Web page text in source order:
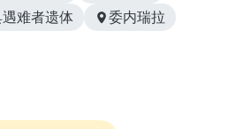
遇难者遗体
委内瑞拉